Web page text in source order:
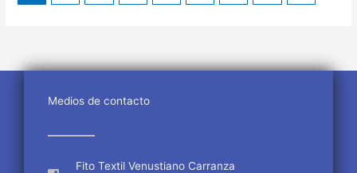
Medios de contacto
Fito Textil Venustiano Carranza